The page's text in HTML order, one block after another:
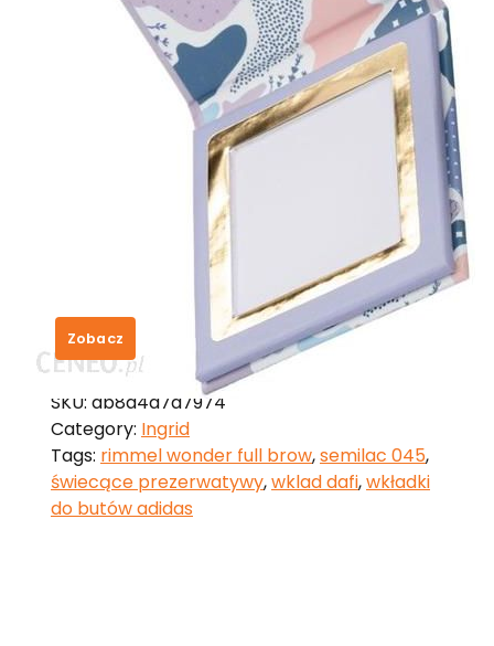
Ingrid lavender Powder
lawendowy puder prasowany 7g
Zobacz
SKU: ab8a4d7a7974
Category: Ingrid
Tags: rimmel wonder full brow,semilac 045,
świecące prezerwatywy,wklad dafi,wkładki
do butów adidas